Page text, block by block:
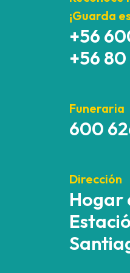
¡Guarda
+56
+56
Funeraria
600
Dirección
Hogar